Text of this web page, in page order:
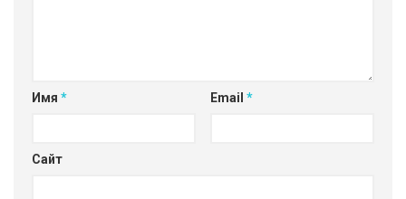
Имя * Email *
Сайт